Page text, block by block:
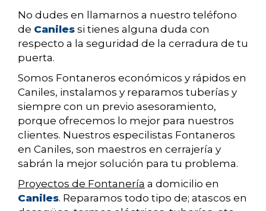
No dudes en llamarnos a nuestro teléfono
de Caniles si tienes alguna duda con
respecto a la seguridad de la cerradura de tu
puerta.
Somos Fontaneros económicos y rápidos en
Caniles, instalamos y reparamos tuberías y
siempre con un previo asesoramiento,
porque ofrecemos lo mejor para nuestros
clientes. Nuestros especilistas Fontaneros
en Caniles, son maestros en cerrajería y
sabrán la mejor solución para tu problema.
Proyectos de Fontanería a domicilio en
Caniles. Reparamos todo tipo de; atascos en